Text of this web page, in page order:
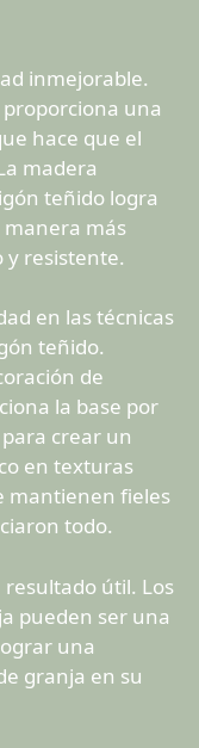
inmejorable.
una
hace que el
madera
teñido logra
manera más
resistente.
en las técnicas
teñido.
de
la base por
crear un
en texturas
mantienen fieles
todo.
resultado útil. Los
pueden ser una
una
granja en su